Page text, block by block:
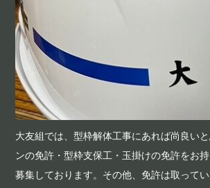
大友組では、型枠解体工事にあれば尚良い
ンの免許・型枠支保工・玉掛けの免許をお
募集しております。その他、免許は取って